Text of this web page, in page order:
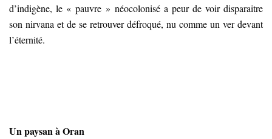
d’indigène, le « pauvre » néocolonisé a peur de voir disparaitre
son nirvana et de se retrouver défroqué, nu comme un ver devant
l’éternité.
Un paysan à Oran